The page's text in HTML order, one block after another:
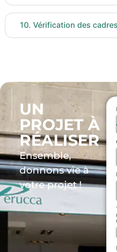
10. Vérification des
UN
PROJET À
RÉALISER
Ensemble,
donnons vie à
votre projet !